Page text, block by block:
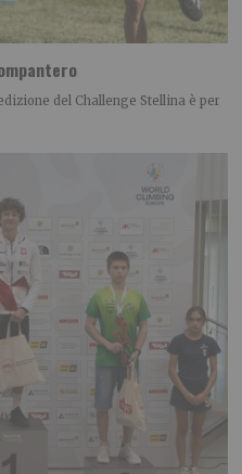
del Challenge Stellina è per